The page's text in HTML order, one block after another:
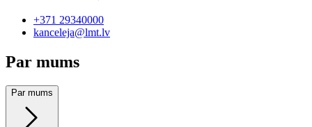
+371 29340000
kanceleja@lmt.lv
Par mums
Par mums